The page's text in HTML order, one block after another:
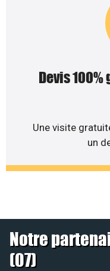
Devis
Une visite
un
Notre
(07)